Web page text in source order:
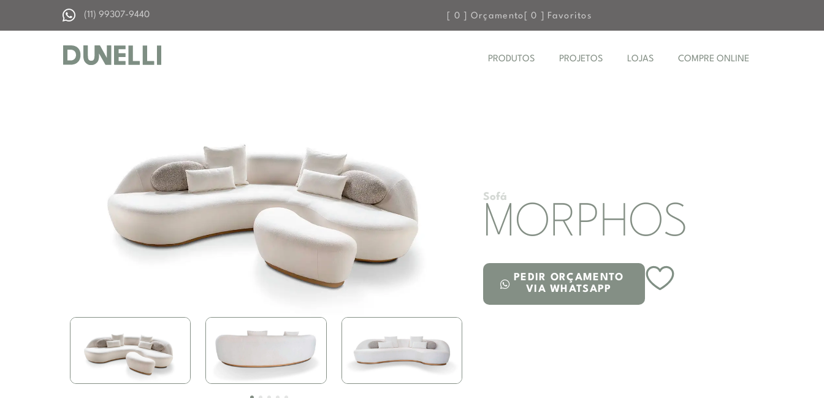
(11) 99307-9440 0 ] Orçamento [0 ] Favoritos
PRODUTOS PROJETOS LOJAS COMPRE ONLINE
Sofá
MORPHOS
PEDIR ORÇAMENTO
VIA WHATSAPP